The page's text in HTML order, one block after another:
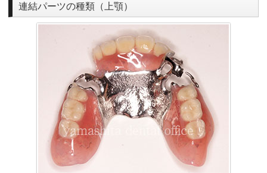
連結パーツの種類（上顎）